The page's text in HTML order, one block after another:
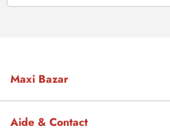
Maxi Bazar
Aide & Contact